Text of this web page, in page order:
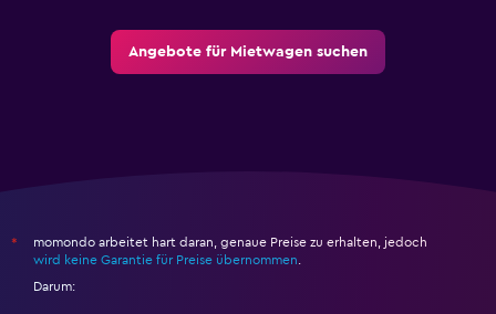
Angebote für Mietwagen suchen
*
momondo arbeitet hart daran, genaue Preise zu erhalten, jedoch
wird keine Garantie für Preise übernommen
Darum: